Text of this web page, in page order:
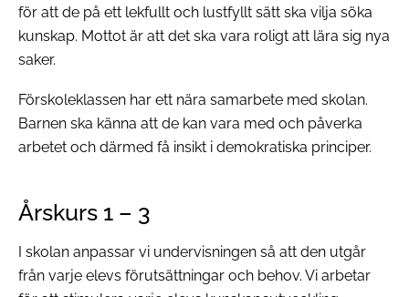
för att de på ett lekfullt och lustfyllt sätt ska vilja söka
kunskap. Mottot är att det ska vara roligt att lära sig nya
saker.
Förskoleklassen har ett nära samarbete med skolan.
Barnen ska känna att de kan vara med och påverka
arbetet och därmed få insikt i demokratiska principer.
Årskurs 1 – 3
I skolan anpassar vi undervisningen så att den utgår
från varje elevs förutsättningar och behov. Vi arbetar